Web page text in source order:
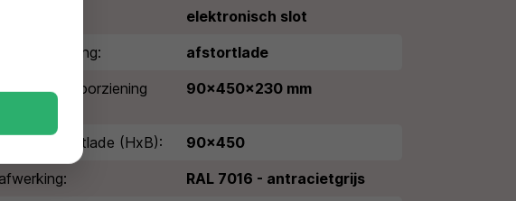
elektronisch slot
afstortopening:
afstortlade
afstortvoorziening
90x450x230 mm
afstortlade (HxB):
90x450
RAL 7016 - antracietgrijs